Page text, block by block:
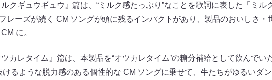
クギュウギュウ』篇は、“ミルク感たっぷり”なことを歌詞に表した「ミル
レーズが続く CM ソングが頭に残るインパクトがあり、製品のおいしさ・
に。
カレタイム』篇は、本製品を“オツカレタイム”の糖分補給として飲んでい
けるような脱力感のある個性的な CM ソングに乗せて、牛たちがゆるいダ